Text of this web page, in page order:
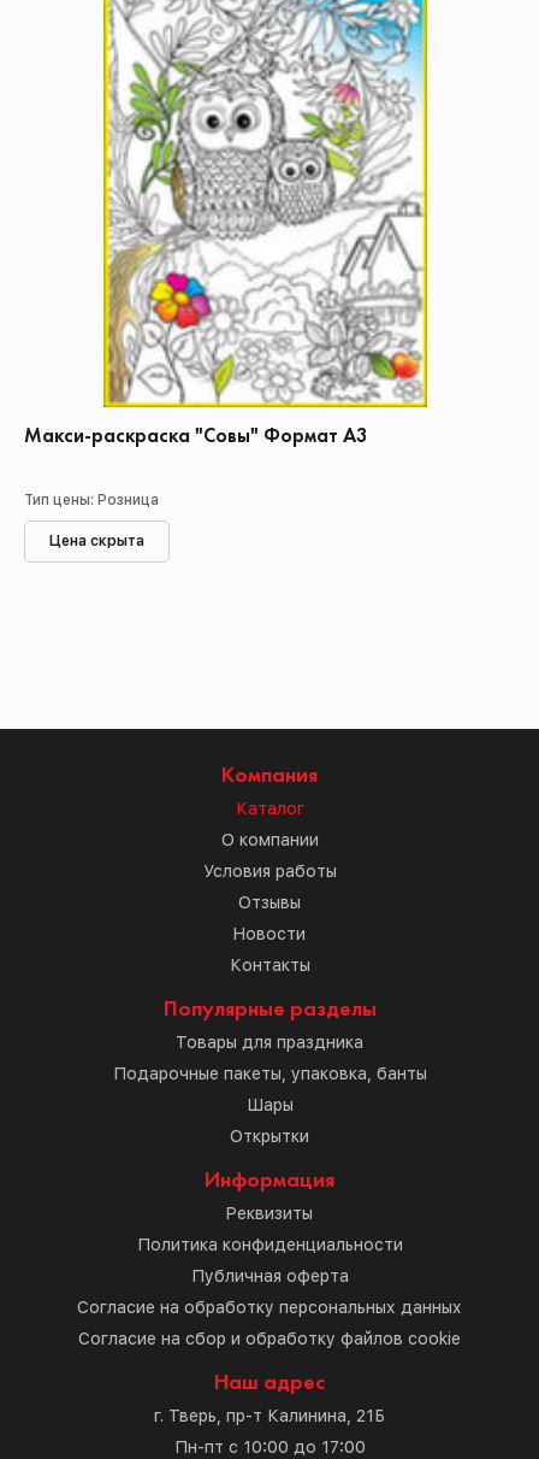
Макси-раскраска "Совы" Формат А3
Тип цены: Розница
Цена скрыта
Компания
Каталог
О компании
Условия работы
Отзывы
Новости
Контакты
Популярные разделы
Товары для праздника
Подарочные пакеты, упаковка, банты
Шары
Открытки
Информация
Реквизиты
Политика конфиденциальности
Публичная оферта
Согласие на обработку персональных данных
Согласие на сбор и обработку файлов cookie
Наш адрес
г. Тверь, пр-т Калинина, 21Б
Пн-пт с 10:00 до 17:00